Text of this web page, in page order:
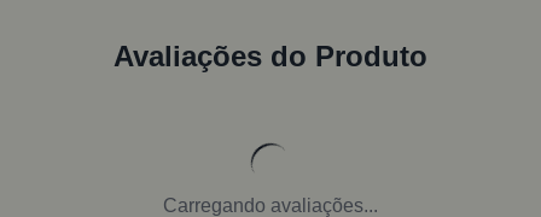
Avaliações do Produto
Carregando avaliações...